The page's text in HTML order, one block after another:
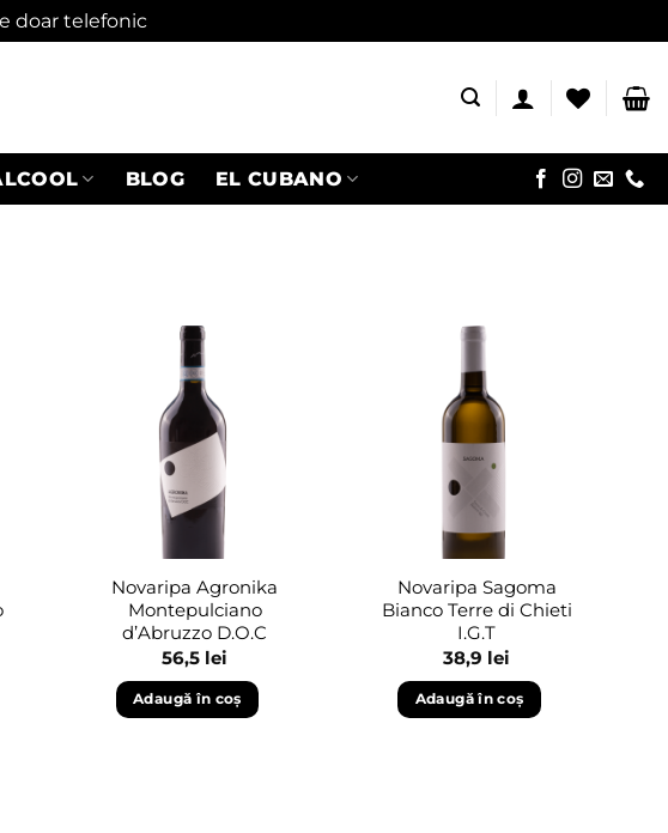
doar telefonic
BLOG EL CUBANO
Novaripa Agronika
Montepulciano
d’Abruzzo D.O.C
56,5 lei
Adaugă în coș
Novaripa Sagoma
Bianco Terre di Chieti
I.G.T
38,9 lei
Adaugă în coș